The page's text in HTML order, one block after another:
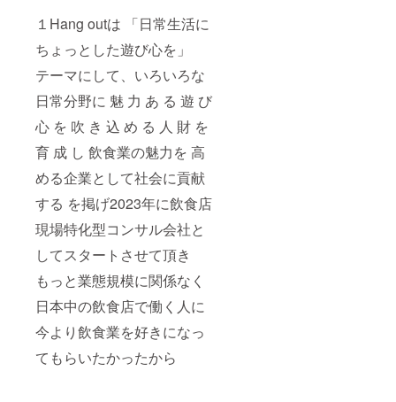
１Hang outは 「日常生活に
ちょっとした遊び心を」
テーマにして、いろいろな
日常分野に 魅 力 あ る 遊 び
心 を 吹 き 込 め る 人 財 を
育 成 し 飲食業の魅力を 高
める企業として社会に貢献
する を掲げ2023年に飲食店
現場特化型コンサル会社と
してスタートさせて頂き
もっと業態規模に関係なく
日本中の飲食店で働く人に
今より飲食業を好きになっ
てもらいたかったから